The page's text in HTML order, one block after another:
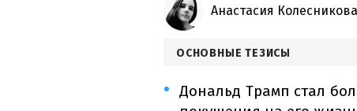
Анастасия Колесникова
ОСНОВНЫЕ ТЕЗИСЫ
Дональд Трамп стал